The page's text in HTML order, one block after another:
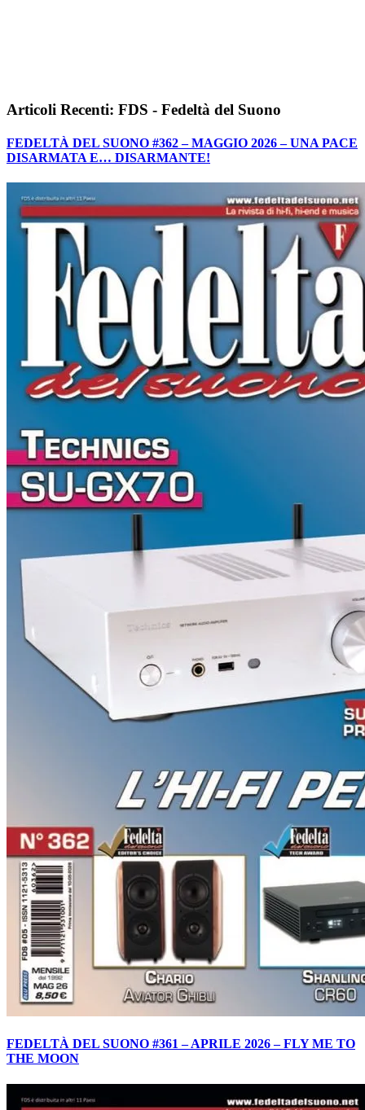
Articoli Recenti: FDS - Fedeltà del Suono
FEDELTÀ DEL SUONO #362 – MAGGIO 2026 – UNA PACE
DISARMATA E… DISARMANTE!
FEDELTÀ DEL SUONO #361 – APRILE 2026 – FLY ME TO
THE MOON